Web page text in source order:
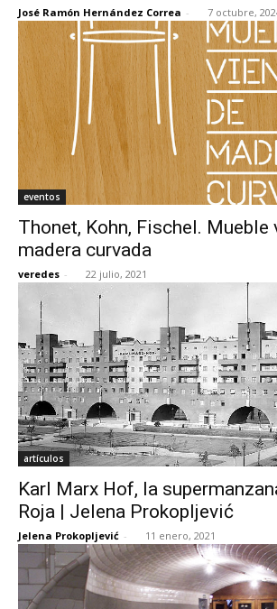
José Ramón Hernández Correa - 7 octubre,
eventos
Thonet, Kohn, Fischel. Mueble
madera curvada
veredes - 22 julio, 2021
artículos
Karl Marx Hof, la
Roja | Jelena Prokopljević
Jelena Prokopljević - 11 enero, 2021